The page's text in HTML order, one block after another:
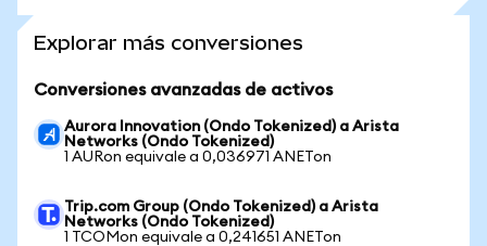
Explorar más conversiones
Conversiones avanzadas de activos
Aurora Innovation (Ondo Tokenized) a Arista
Networks (Ondo Tokenized)
1 AURon equivale a 0,036971 ANETon
Trip.com Group (Ondo Tokenized) a Arista
Networks (Ondo Tokenized)
1 TCOMon equivale a 0,241651 ANETon